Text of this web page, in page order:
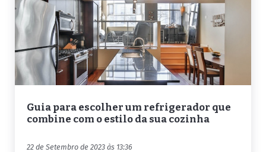
Guia para escolher um refrigerador que
combine com o estilo da sua cozinha
22 de Setembro de 2023 às 13:36